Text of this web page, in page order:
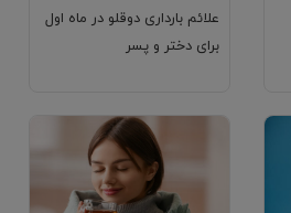
علائم بارداری دوقلو در ماه اول
برای دختر و پسر